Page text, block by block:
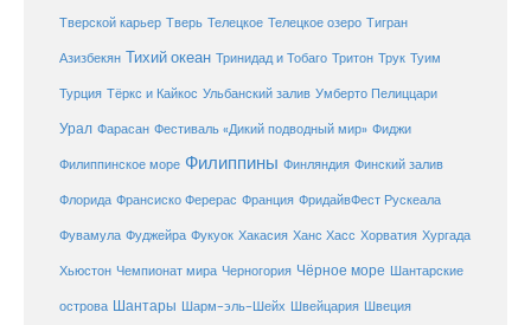
Тверской карьер Тверь Телецкое Телецкое озеро Тигран
Азизбекян Тихий океан Тринидад и Тобаго Тритон Трук Туим
Турция Тёркс и Кайкос Ульбанский залив Умберто Пелиццари
Урал Фарасан Фестиваль «Дикий подводный мир» Фиджи
Филиппинское море Филиппины Финляндия Финский залив
Флорида Франсиско Ферерас Франция ФридайвФест Рускеала
Фувамула Фуджейра Фукуок Хакасия Ханс Хасс Хорватия Хургада
Хьюстон Чемпионат мира Черногория Чёрное море Шантарские
острова Шантары Шарм-эль-Шейх Швейцария Швеция